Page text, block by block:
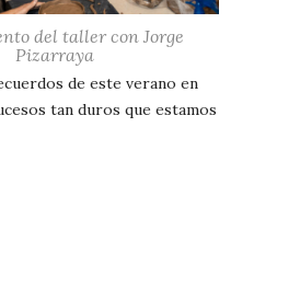
del taller con Jorge
Pizarraya
de este verano en
tan duros que estamos